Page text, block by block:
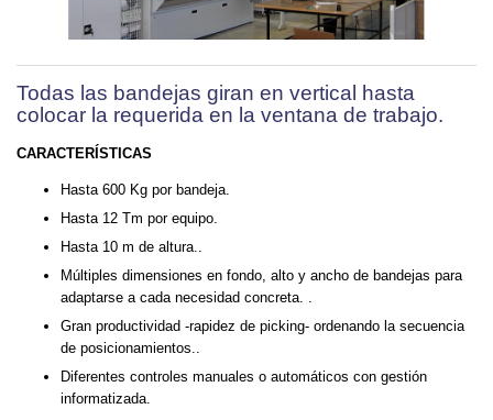
Todas las bandejas giran en vertical hasta
colocar la requerida en la ventana de trabajo.
CARACTERÍSTICAS
Hasta 600 Kg por bandeja.
Hasta 12 Tm por equipo.
Hasta 10 m de altura..
Múltiples dimensiones en fondo, alto y ancho de bandejas para
adaptarse a cada necesidad concreta. .
Gran productividad -rapidez de picking- ordenando la secuencia
de posicionamientos..
Diferentes controles manuales o automáticos con gestión
informatizada.